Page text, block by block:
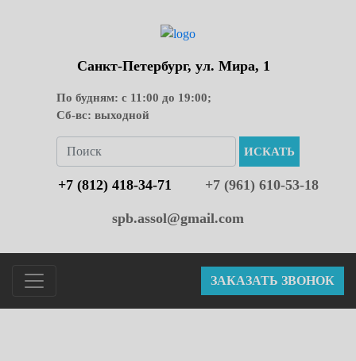
Санкт-Петербург, ул. Мира, 1
По будням: с 11:00 до 19:00;
Сб-вс: выходной
ИСКАТЬ
+7 (812) 418-34-71 +7 (961) 610-53-18
spb.assol@gmail.com